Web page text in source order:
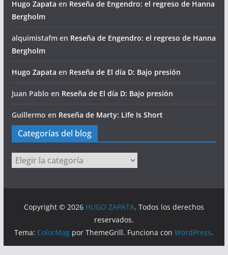
Hugo Zapata en Reseña de Engendro: el regreso de Hanna
Bergholm
alquimistafmen Reseña de Engendro: el regreso de Hanna
Bergholm
Hugo Zapata en Reseña de El día D: Bajo presión
Juan Pablo en Reseña de El día D: Bajo presión
Guillermo en Reseña de Marty: Life Is Short
Categorías del blog
Categorías
del
Copyright © 2026 HUGO ZAPATA. Todos los derechos
reservados.
Tema: ColorMag por ThemeGrill. Funciona conWordPress.